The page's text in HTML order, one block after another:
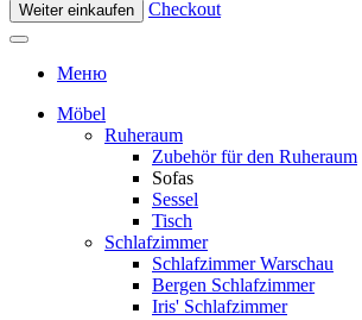
Weiter einkaufen Checkout
Меню
Möbel
Ruheraum
Zubehör für den Ruheraum
Sofas
Sessel
Tisch
Schlafzimmer
Schlafzimmer Warschau
Bergen Schlafzimmer
Iris' Schlafzimmer